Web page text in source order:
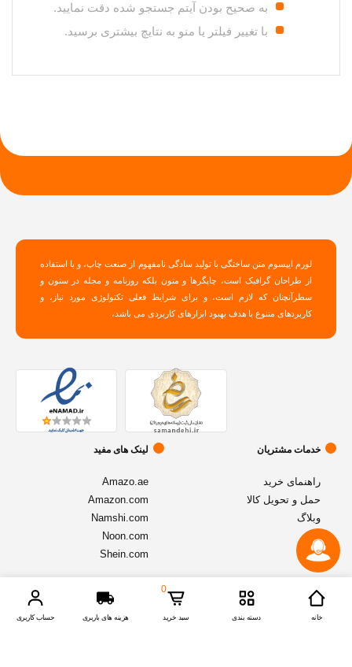
به صحیح بودن آیتم جستجو شده دقت نمایید.
با تغییر فیلتر یا منو به نتایچ بیشتری برسید.
لورم ایپسوم متن ساختگی با تولید سادگی نامفهوم از صنعت چاپ، و با استفاده
از طراحان گرافیک است، چاپگرها و متون بلکه روزنامه و مجله در ستون و
سطرآنچنان که لازم است، و برای شرایط فعلی تکنولوژی مورد نیاز، و
کاربردهای متنوع با هدف بهبود ابزارهای کاربردی می باشد،
خدمات مشتریان
راهنمای خرید
حمل و تحویل کالا
وبلاگ
لینک های مفید
Amazo.ae
Amazon.com
Namshi.com
Noon.com
Shein.com
خانه دسته بندی
0
سبد خرید هزینه های باربری حساب کاربری